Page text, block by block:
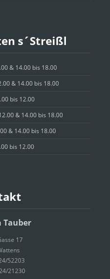
s´Streißl
& 14.00 bis 18.00
& 14.00 bis 18.00
bis 12.00
& 14.00 bis 18.00
& 14.00 bis 18.00
bis 12.00
Tauber
17
52203
21230